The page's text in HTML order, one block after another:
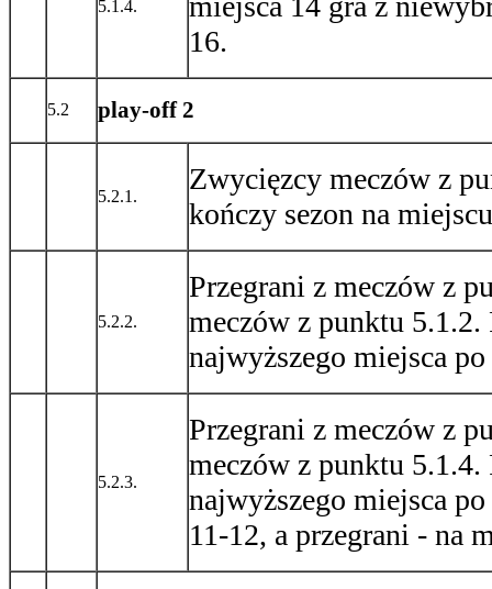
5.1.4.
16.
5.2 play-off 2
5.2.1.
Zwycięzcy meczów z
kończy sezon na
5.2.2.
Przegrani z meczów z
meczów z punktu
najwyższego miejsca
5.2.3.
Przegrani z meczów z
meczów z punktu
najwyższego miejsca
11-12, a przegrani - na